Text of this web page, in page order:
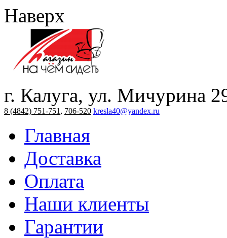
Наверх
г. Калуга, ул. Мичурина
8 (4842) 751-751 , 706-520 kresla40@yandex.ru
Главная
Доставка
Оплата
Наши клиенты
Гарантии